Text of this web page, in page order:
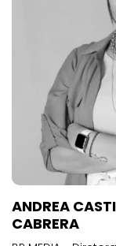
ANDREA
CABRERA